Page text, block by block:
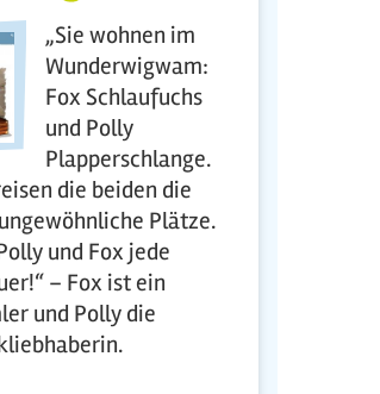
„Sie wohnen im
Wunderwigwam:
Fox Schlaufuchs
und Polly
Plapperschlange.
die beiden die
Plätze.
und Fox jede
– Fox ist ein
und Polly die